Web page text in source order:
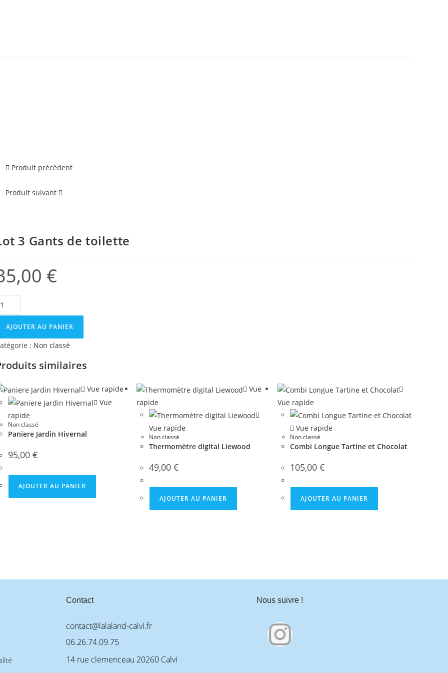
Produit précédent
Produit suivant
3 Gants de toilette
€
AJOUTER AU PANIER
: Non classé
similaires
Vue rapide
Vue
rapide
Non classé
Paniere Jardin Hivernal
95,00 €
AJOUTER AU PANIER
Vue
rapide
Vue rapide
Non classé
Thermomètre digital Liewood
49,00 €
AJOUTER AU PANIER
Vue rapide
Vue rapide
Non classé
Combi Longue Tartine et Chocolat
105,00 €
AJOUTER AU PANIER
Contact
contact@lalaland-calvi.fr
06.26.74.09.75
14 rue clemenceau 20260 Calvi
Nous suivre !